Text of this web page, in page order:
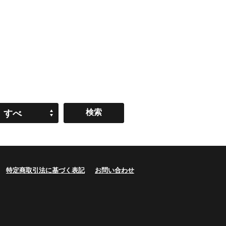
すべ
特定商取引法に基づく表記 お問い合わせ